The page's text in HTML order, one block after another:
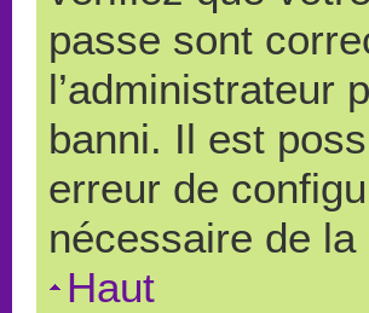
passe sont
l’administrateur
banni. Il est
erreur de
nécessaire de la
Haut